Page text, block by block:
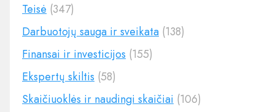
Teisė (347)
Darbuotojų sauga ir sveikata (138)
Finansai ir investicijos (155)
Ekspertų skiltis (58)
Skaičiuoklės ir naudingi skaičiai (106)